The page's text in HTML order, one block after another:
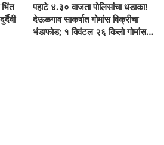
पहाटे ४.३० वाजता पोलिसांचा धडाका!
देऊळगाव साकर्षात गोमांस विक्रीचा
भंडाफोड; १ क्विंटल २६ किलो गोमांस